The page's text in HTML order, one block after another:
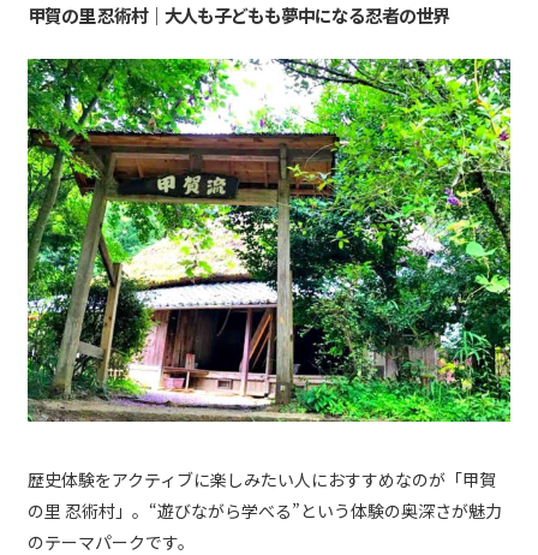
甲賀の里 忍術村｜大人も子どもも夢中になる忍者の世界
歴史体験をアクティブに楽しみたい人におすすめなのが「甲賀
の里 忍術村」。“遊びながら学べる”という体験の奥深さが魅力
のテーマパークです。